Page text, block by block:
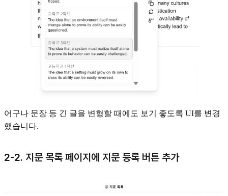
어구나 문장 등 긴 글을 변형할 때에도 보기 좋도록 UI를 변경
했습니다.
2-2. 지문 목록 페이지에 지문 등록 버튼 추가